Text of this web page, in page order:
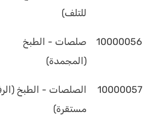
للتلف)
10000056
صلصات - الطبخ
(المجمدة)
10000057
الصلصات - الطبخ
مستقرة)